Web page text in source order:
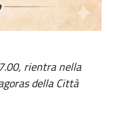
rientra nella
della Città